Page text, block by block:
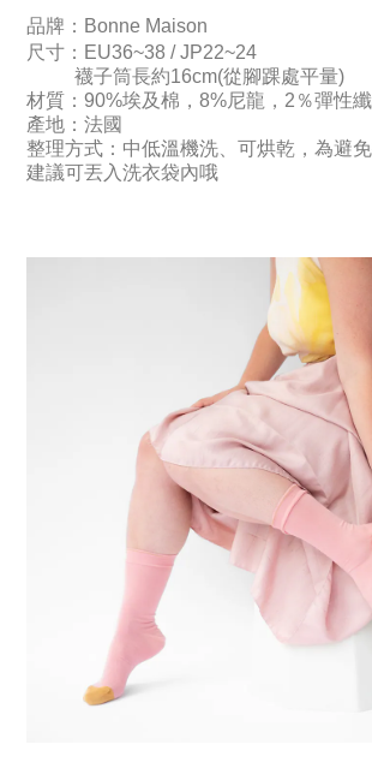
品牌：Bonne Maison
尺寸： EU36~38 / JP22~24
襪子筒長約16cm(從腳踝處平量)
材質：90%埃及棉，8%尼龍，2％彈性
產地：法國
整理方式：中低溫機洗、可烘乾，為避
建議可丟入洗衣袋內哦